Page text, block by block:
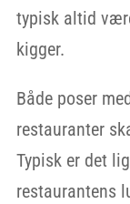
typisk altid
kigger.
Både poser
restauranter
Typisk er det
restaurantens